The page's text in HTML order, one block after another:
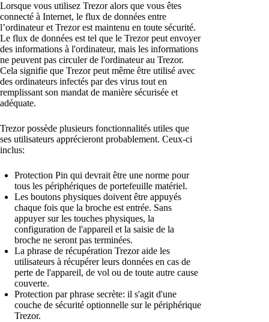
Lorsque vous utilisez Trezor alors que vous êtes
connecté à Internet, le flux de données entre
l’ordinateur et Trezor est maintenu en toute sécurité.
Le flux de données est tel que le Trezor peut envoyer
des informations à l'ordinateur, mais les informations
ne peuvent pas circuler de l'ordinateur au Trezor.
Cela signifie que Trezor peut même être utilisé avec
des ordinateurs infectés par des virus tout en
remplissant son mandat de manière sécurisée et
adéquate.
Trezor possède plusieurs fonctionnalités utiles que
ses utilisateurs apprécieront probablement. Ceux-ci
inclus:
Protection Pin qui devrait être une norme pour
tous les périphériques de portefeuille matériel.
Les boutons physiques doivent être appuyés
chaque fois que la broche est entrée. Sans
appuyer sur les touches physiques, la
configuration de l'appareil et la saisie de la
broche ne seront pas terminées.
La phrase de récupération Trezor aide les
utilisateurs à récupérer leurs données en cas de
perte de l'appareil, de vol ou de toute autre cause
couverte.
Protection par phrase secrète: il s'agit d'une
couche de sécurité optionnelle sur le périphérique
Trezor.